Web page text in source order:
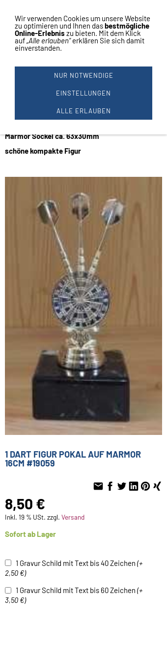
Navigation einblenden
MARMOR 16CM #19059
Marmor Sockel ca. 63x30mm
schöne kompakte Figur
1 DART FIGUR POKAL AUF MARMOR
16CM #19059
8,50 €
Inkl. 19 % USt. zzgl. Versand
Sofort ab Lager
1 Gravur Schild mit Text bis 40 Zeichen (+
2,50 €)
1 Gravur Schild mit Text bis 60 Zeichen (+
3,50 €)
Wir verwenden Cookies um unsere Website
zu optimieren und Ihnen dasbestmögliche
Online-Erlebnis zu bieten. Mit dem Klick
auf„Alle erlauben“erklären Sie sich damit
einverstanden.
NUR NOTWENDIGE
EINSTELLUNGEN
ALLE ERLAUBEN